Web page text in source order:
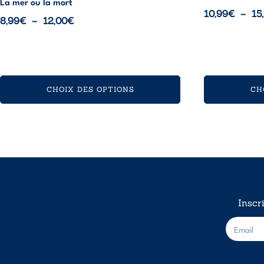
La mer ou la mort
8,99€ – 12,00€Plage
à
12,00€
CHOIX DES OPTIONS
10,99€ –
E
-
m